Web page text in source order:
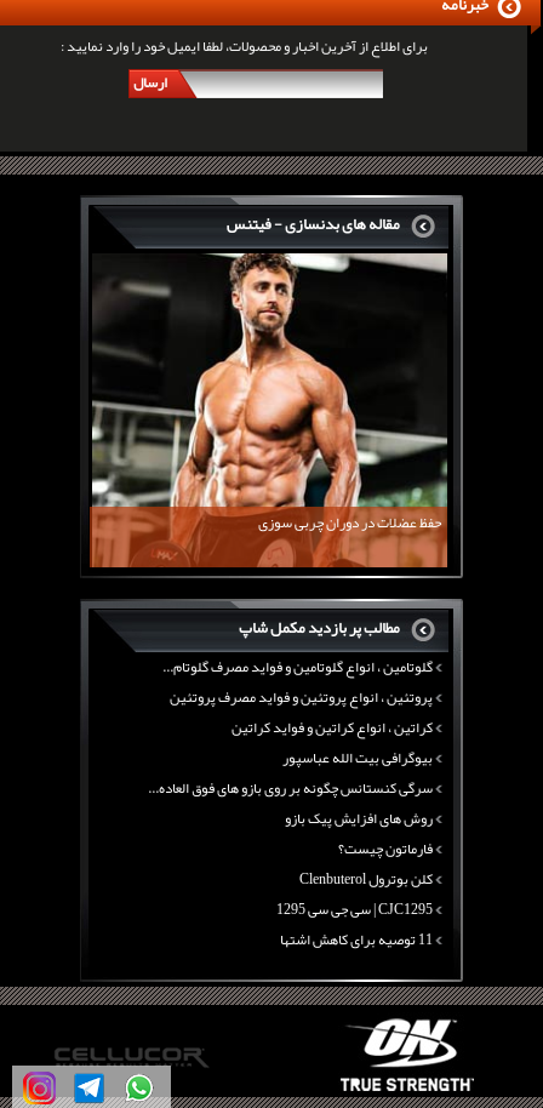
برای اطلاع از آخرین اخبار و محصولات، لطفا ایمیل خود را وارد نمایید :
ارسال
مقاله های بدنسازی - فیتنس
حفظ عضلات در دوران چربی سوزی
مطالب پر بازدید مکمل شاپ
سرگی کنستانس چگونه بر روی بازو های فوق العاده...
روش های افزایش پیک بازو
فارماتون چیست؟
کلن بوترول Clenbuterol
CJC1295 | سی جی سی 1295
11 توصیه برای کاهش اشتها
معرفی یک برنامه غذایی جامع برای افزایش قد
چربی سوزی با چای سبز
بیوگرافی علی تبریزی
منابع پروتئینی غیر گوشتی
آرژنین ، فواید آرژنین و نقش آرژنین در بدن
گلوتامین ، انواع گلوتامین و فواید مصرف گلوتام...
پروتئین ، انواع پروتئین و فواید مصرف پروتئین
کراتین ، انواع کراتین و فواید کراتین
بیوگرافی بیت الله عباسپور
سرگی کنستانس چگونه بر روی بازو های فوق العاده...
روش های افزایش پیک بازو
فارماتون چیست؟
کلن بوترول Clenbuterol
CJC1295 | سی جی سی 1295
11 توصیه برای کاهش اشتها
چربی سوزی با چای سبز
بیوگرافی علی تبریزی
منابع پروتئینی غیر گوشتی
آرژنین ، فواید آرژنین و نقش آرژنین در بدن